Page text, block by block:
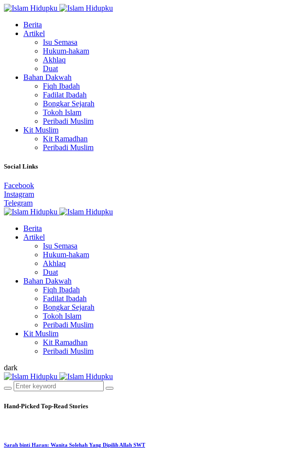
Berita
Artikel
Isu Semasa
Hukum-hakam
Akhlaq
Duat
Bahan Dakwah
Fiqh Ibadah
Fadilat Ibadah
Bongkar Sejarah
Tokoh Islam
Peribadi Muslim
Kit Muslim
Kit Ramadhan
Peribadi Muslim
Social Links
Facebook
Instagram
Telegram
Berita
Artikel
Isu Semasa
Hukum-hakam
Akhlaq
Duat
Bahan Dakwah
Fiqh Ibadah
Fadilat Ibadah
Bongkar Sejarah
Tokoh Islam
Peribadi Muslim
Kit Muslim
Kit Ramadhan
Peribadi Muslim
dark
Hand-Picked Top-Read Stories
Sarah binti Haran: Wanita Solehah Yang Dipilih Allah SWT